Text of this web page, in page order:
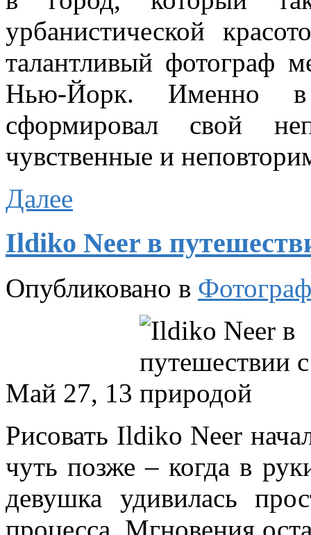
урбанистической
талантливый фотограф
Нью-Йорк. Именно
сформировал свой
чувственные и
Далее
Ildiko Neer в
Опубликовано в
Май 27, 13
Рисовать Ildiko Neer
чуть позже – когда в
девушка удивилась